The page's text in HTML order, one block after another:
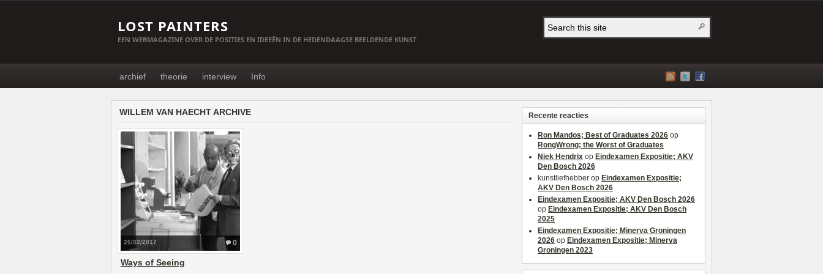
LOST PAINTERS
EEN WEBMAGAZINE OVER DE POSITIES EN IDEEËN IN DE HEDENDAAGSE BEELDENDE KUNST
archief theorie interview Info
WILLEM VAN HAECHT ARCHIVE
0
26/02/2017
Ways of Seeing
Recente reacties
Ron Mandos; Best of Graduates 2026 op
RongWrong; the Worst of Graduates
Niek Hendrix op Eindexamen Expositie; AKV
Den Bosch 2026
kunstliefhebber op Eindexamen Expositie;
AKV Den Bosch 2026
Eindexamen Expositie; AKV Den Bosch 2026
op Eindexamen Expositie; AKV Den Bosch
2025
Eindexamen Expositie; Minerva Groningen
2026 op Eindexamen Expositie; Minerva
Groningen 2023